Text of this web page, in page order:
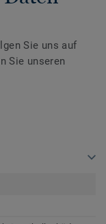
Sie uns auf
Sie unseren